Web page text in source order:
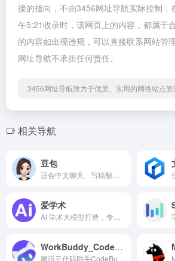
接的指向，不由3456网址导航实际控制，
午5:21收录时，该网页上的内容，都属于
的内容如出现违规，可以直接联系网站管
网址导航不承担任何责任。
3456网址导航致力于优质、实用的网络站点资
相关导航
豆包
爱学术
WorkBuddy_CodeBuddy